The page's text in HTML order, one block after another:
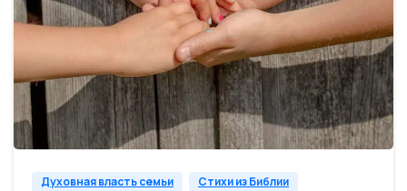
1
Духовная власть семьи Стихи из Библии